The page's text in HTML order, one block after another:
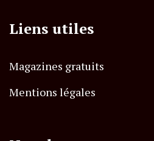
Liens utiles
Magazines gratuits
Mentions légales